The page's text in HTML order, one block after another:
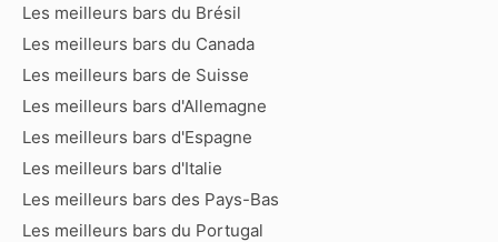
Les meilleurs bars du Brésil
Les meilleurs bars du Canada
Les meilleurs bars de Suisse
Les meilleurs bars d'Allemagne
Les meilleurs bars d'Espagne
Les meilleurs bars d'Italie
Les meilleurs bars des Pays-Bas
Les meilleurs bars du Portugal